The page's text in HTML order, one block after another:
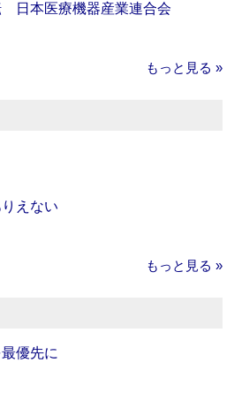
日本医療機器産業連合会
もっと見る »
えない
もっと見る »
優先に